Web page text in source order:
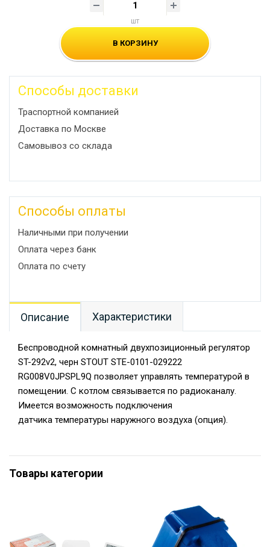
шт
В КОРЗИНУ
Способы доставки
Траспортной компанией
Доставка по Москве
Самовывоз со склада
Способы оплаты
Наличными при получении
Оплата через банк
Оплата по счету
Описание Характеристики
Беспроводной комнатный двухпозиционный регулятор
ST-292v2, черн STOUT STE-0101-029222
RG008V0JPSPL9Q позволяет управлять температурой в
помещении. С котлом связывается по радиоканалу.
Имеется возможность подключения
датчика температуры наружного воздуха (опция).
Товары категории